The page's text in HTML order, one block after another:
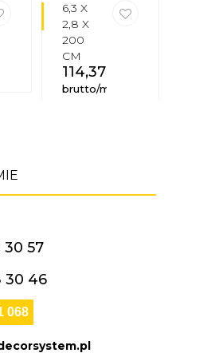
6,3 X
2,8 X
200
CM
114,37
brutto/mb
30 57
30 46
068